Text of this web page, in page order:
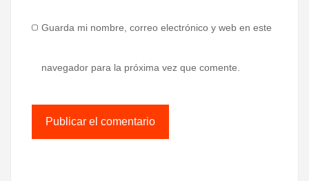
Guarda mi nombre, correo electrónico y web en este
navegador para la próxima vez que comente.